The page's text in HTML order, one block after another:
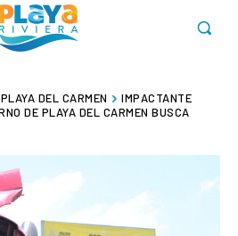
PLAYA DEL CARMEN
IMPACTANTE
DE PLAYA DEL CARMEN BUSCA